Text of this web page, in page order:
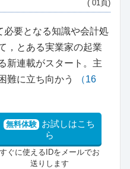
( 01頁)
必要となる知識や会計処
，とある実業家の起業
新連載がスタート。主
難に立ち向かう
（16
無料体験 お試しはこち
ら
すぐに使えるIDをメールでお
送りします